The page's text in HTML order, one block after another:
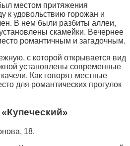
местом притяжения
к удовольствию горожан и
В нем были разбиты аллеи,
скамейки. Вечернее
романтичным и загадочным.
с которой открывается вид
установлены современные
Как говорят местные
для романтических прогулок
18.